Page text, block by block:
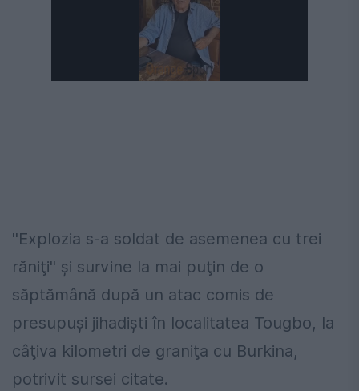
''Explozia s-a soldat de asemenea cu trei
răniţi'' şi survine la mai puţin de o
săptămână după un atac comis de
presupuşi jihadişti în localitatea Tougbo, la
câţiva kilometri de graniţa cu Burkina,
potrivit sursei citate.